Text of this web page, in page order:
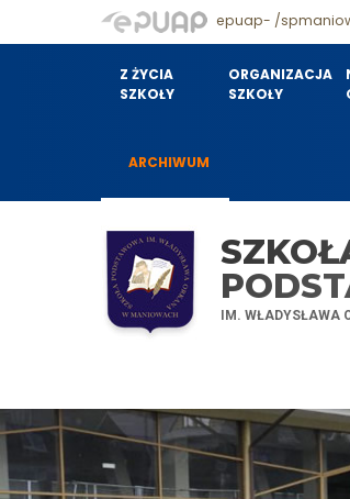
epuap- /
Z ŻYCIA
SZKOŁY
ORGANIZACJA
SZKOŁY
ARCHIWUM
IM. WŁADYSŁAWA